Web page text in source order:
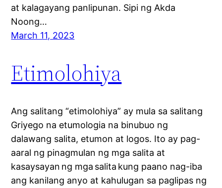
at kalagayang panlipunan. Sipi ng Akda
Noong…
March 11, 2023
Etimolohiya
Ang salitang “etimolohiya” ay mula sa salitang
Griyego na etumologia na binubuo ng
dalawang salita, etumon at logos. Ito ay pag-
aaral ng pinagmulan ng mga salita at
kasaysayan ng mga salita kung paano nag-iba
ang kanilang anyo at kahulugan sa paglipas ng